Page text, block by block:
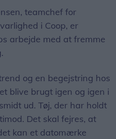
teamchef for
i Coop, er
arbejde med at fremme
og en begejstring hos
blive brugt igen og igen i
ud. Tøj, der har holdt
Det skal fejres, at
kan et datomærke